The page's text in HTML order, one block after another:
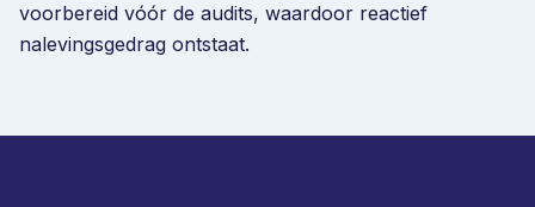
voorbereid vóór de audits, waardoor reactief
nalevingsgedrag ontstaat.